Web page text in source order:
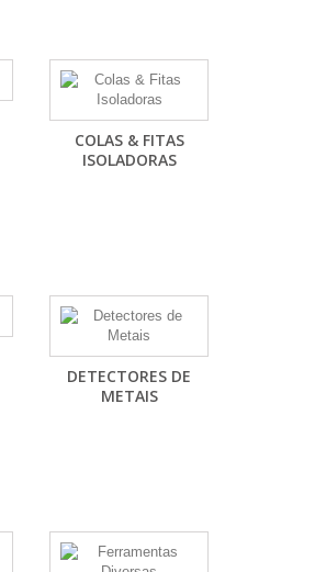
COLAS & FITAS
ISOLADORAS
DETECTORES DE
METAIS